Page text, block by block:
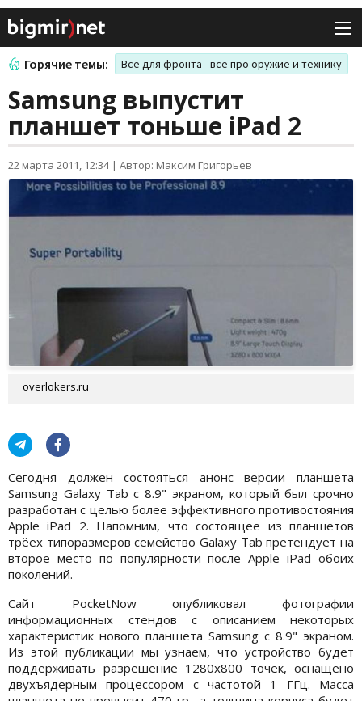
Горячие темы: Все для фронта - все про оружие и технику
Samsung выпустит
планшет тоньше iPad 2
22 марта 2011, 12:34| Автор: Максим Григорьев
overlokers.ru
Сегодня должен состояться анонс версии планшета
Samsung Galaxy Tab с 8.9" экраном, который был срочно
разработан с целью более эффективного противостояния
Apple iPad 2. Напомним, что состоящее из планшетов
трёех типоразмеров семейство Galaxy Tab претендует на
второе место по популярности после Apple iPad обоих
поколений.
Сайт PocketNow опубликовал фотографии
информационных стендов с описанием некоторых
характеристик нового планшета Samsung с 8.9" экраном.
Из этой публикации мы узнаем, что устройство будет
поддерживать разрешение 1280х800 точек, оснащено
двухъядерным процессором с частотой 1 ГГц. Масса